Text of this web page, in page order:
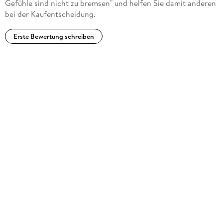
Gefühle sind nicht zu bremsen" und helfen Sie damit anderen
bei der Kaufentscheidung.
Erste Bewertung schreiben